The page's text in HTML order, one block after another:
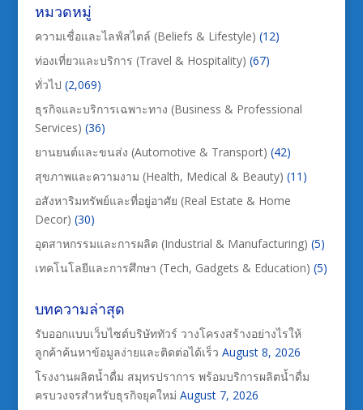
หมวดหมู่
ความเชื่อและไลฟ์สไตล์ (Beliefs & Lifestyle) (12)
ท่องเที่ยวและบริการ (Travel & Hospitality) (67)
ทั่วไป (2,069)
ธุรกิจและบริการเฉพาะทาง (Business & Professional
Services) (36)
ยานยนต์และขนส่ง (Automotive & Transport) (42)
สุขภาพและความงาม (Health, Medical & Beauty) (11)
อสังหาริมทรัพย์และที่อยู่อาศัย (Real Estate & Home
Decor) (30)
อุตสาหกรรมและการผลิต (Industrial & Manufacturing) (5)
เทคโนโลยีและการศึกษา (Tech, Gadgets & Education) (5)
บทความล่าสุด
รับออกแบบเว็บไซต์บริษัททัวร์ วางโครงสร้างอย่างไรให้
ลูกค้าค้นหาข้อมูลง่ายและติดต่อได้เร็ว August 8, 2026
โรงงานผลิตน้ำดื่ม สมุทรปราการ พร้อมบริการผลิตน้ำดื่ม
ครบวงจรสำหรับธุรกิจยุคใหม่ August 7, 2026